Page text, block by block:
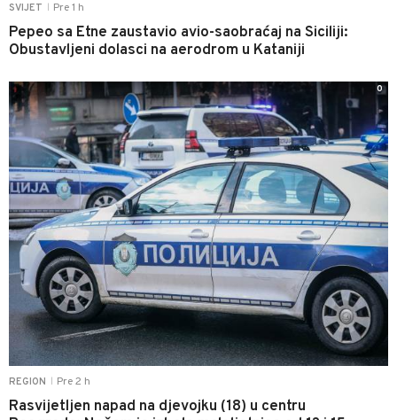
SVIJET Pre 1 h
Pepeo sa Etne zaustavio avio-saobraćaj na Siciliji:
Obustavljeni dolasci na aerodrom u Kataniji
REGION Pre 2 h
Rasvijetljen napad na djevojku (18) u centru
0